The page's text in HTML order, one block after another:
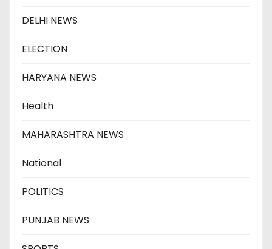
DELHI NEWS
ELECTION
HARYANA NEWS
Health
MAHARASHTRA NEWS
National
POLITICS
PUNJAB NEWS